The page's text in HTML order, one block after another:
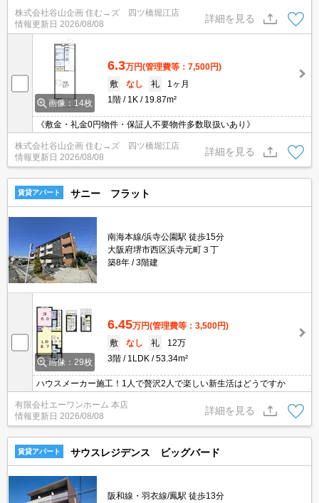
株式会社谷山企画 住む→ズ 四ツ橋堀江店
情報更新日 2026/08/08
詳細を見る
画像：14枚
6.3万円(管理費等：7,500円)
敷
なし 礼
1ヶ月
1階
1K 19.87m²
《敷金・礼金0円物件・保証人不要物件多数取扱いあり》
株式会社谷山企画 住む→ズ 四ツ橋堀江店
情報更新日 2026/08/08
詳細を見る
賃貸アパート サニー フラット
南海本線/浜寺公園駅 徒歩15分
大阪府堺市西区浜寺元町３丁
築8年
3階建
画像：29枚
6.45万円(管理費等：3,500円)
敷
なし 礼
12万
3階
1LDK 53.34m²
ハウスメーカー施工！1人で贅沢2人で楽しい新生活はどうですか
有限会社エーワンホーム 本店
情報更新日 2026/08/08
詳細を見る
賃貸アパート サウスレジデンス ビッグバード
阪和線・羽衣線/鳳駅 徒歩13分